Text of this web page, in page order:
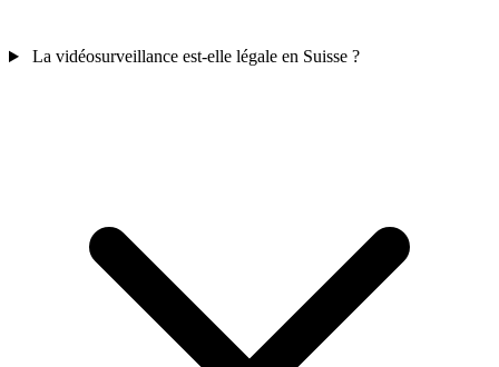
La vidéosurveillance est-elle légale en Suisse ?